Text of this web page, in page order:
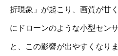
折現象」が起こり、画質が甘
にドローンのような小型セン
と、この影響が出やすくなり